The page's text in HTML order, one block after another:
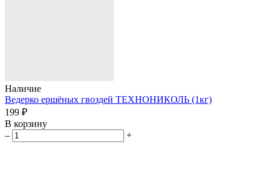
Наличие
Ведерко ершёных гвоздей ТЕХНОНИКОЛЬ (1кг)
199 ₽
В корзину
–
+